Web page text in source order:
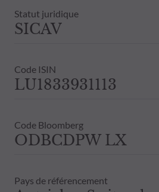
Statut juridique
SICAV
Code ISIN
LU1833931113
Code Bloomberg
ODBCDPW LX
Pays de référencement